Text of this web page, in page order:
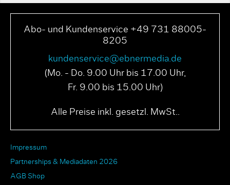
Abo- und Kundenservice +49 731 88005-
8205
kundenservice@ebnermedia.de
(Mo. - Do. 9.00 Uhr bis 17.00 Uhr,
Fr. 9.00 bis 15.00 Uhr)
Alle Preise inkl. gesetzl. MwSt..
Impressum
Partnerships & Mediadaten 2026
AGB Shop